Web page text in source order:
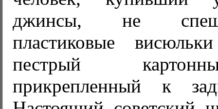
джинсы, не
пластиковые
пестрый
прикрепленный к